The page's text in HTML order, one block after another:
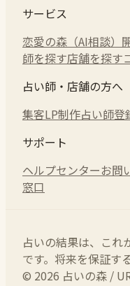
サービス
恋愛の森（AI相談）
師を探す店舗を探す
占い師・店舗の方へ
集客LP制作占い師登
サポート
ヘルプセンターお問
窓口
占いの結果は、これ
です。将来を保証す
© 2026 占いの森 /